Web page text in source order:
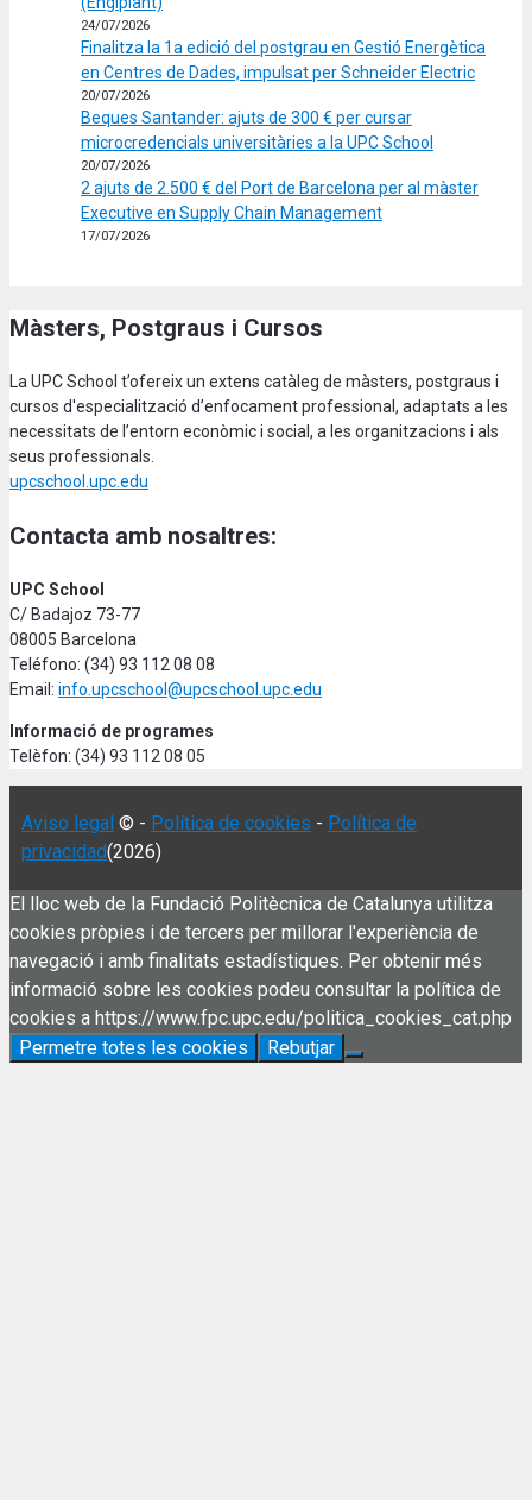
24/07/2026
Finalitza la 1a edició del postgrau en Gestió Energètica
en Centres de Dades, impulsat per Schneider Electric
20/07/2026
Beques Santander: ajuts de 300 € per cursar
microcredencials universitàries a la UPC School
20/07/2026
2 ajuts de 2.500 € del Port de Barcelona per al màster
Executive en Supply Chain Management
17/07/2026
Màsters, Postgraus i Cursos
La UPC School t’ofereix un extens catàleg de màsters, postgraus i
cursos d'especialització d’enfocament professional, adaptats a les
necessitats de l’entorn econòmic i social, a les organitzacions i als
seus professionals.
upcschool.upc.edu
Contacta amb nosaltres:
UPC School
C/ Badajoz 73-77
08005 Barcelona
Teléfono: (34) 93 112 08 08
Email: info.upcschool@upcschool.upc.edu
Informació de programes
Telèfon: (34) 93 112 08 05
Aviso legal © - Política de cookies - Política de
privacidad(2026)
El lloc web de la Fundació Politècnica de Catalunya utilitza
cookies pròpies i de tercers per millorar l'experiència de
navegació i amb finalitats estadístiques. Per obtenir més
informació sobre les cookies podeu consultar la política de
cookies a https://www.fpc.upc.edu/politica_cookies_cat.php
Permetre totes les cookies
Rebutjar